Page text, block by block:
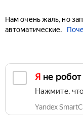
Нам очень жаль, но
автоматические.
Я не робот
Нажмите,
Yandex